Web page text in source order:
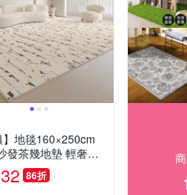
】地毯160×250cm
發茶幾地墊 輕奢高
室床邊墊 免洗可擦奶
毯) 86折